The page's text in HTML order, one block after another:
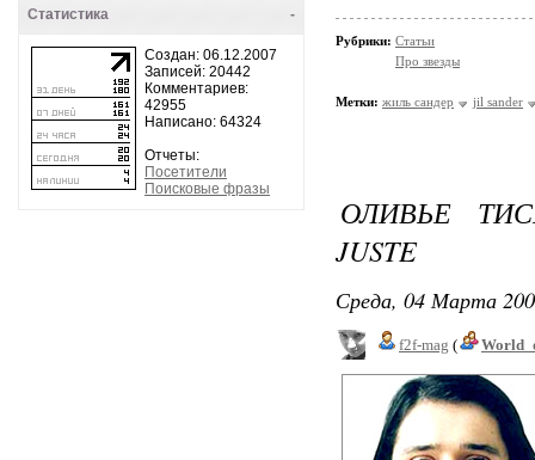
-
Статистика
Создан: 06.12.2007
Записей: 20442
Комментариев:
42955
Написано: 64324
Отчеты:
Посетители
Поисковые фразы
Рубрики: Статьи
Про звезды
Метки: жиль сандер jil sander
ОЛИВЬЕ
JUSTE
Среда, 04 Марта
f2f-mag (